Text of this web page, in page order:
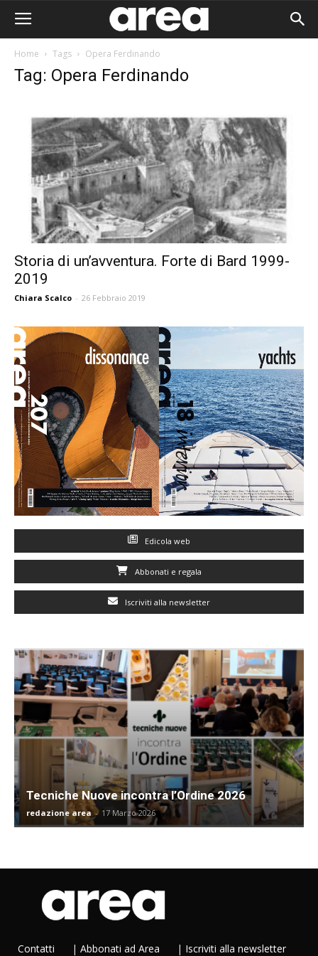
Home Tags Opera Ferdinando
Tag: Opera Ferdinando
Storia di un’avventura. Forte di Bard 1999-
2019
Chiara Scalco - 26 Febbraio 2019
Edicola web
Abbonati e regala
Iscriviti alla newsletter
Tecniche Nuove incontra l’Ordine 2026
redazione area - 17 Marzo 2026
Contatti | Abbonati ad Area | Iscriviti alla newsletter